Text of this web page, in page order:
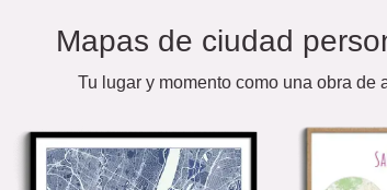
Mapas de ciudad
Tu lugar y momento como una obra de